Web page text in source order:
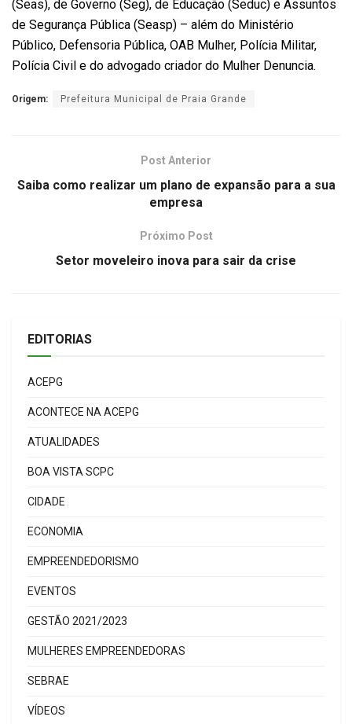
(Seas), de Governo (Seg), de Educação (Seduc) e Assuntos
de Segurança Pública (Seasp) – além do Ministério
Público, Defensoria Pública, OAB Mulher, Polícia Militar,
Polícia Civil e do advogado criador do Mulher Denuncia.
Origem: Prefeitura Municipal de Praia Grande
Post Anterior
Saiba como realizar um plano de expansão para a sua
empresa
Próximo Post
Setor moveleiro inova para sair da crise
EDITORIAS
ACEPG
ACONTECE NA ACEPG
ATUALIDADES
BOA VISTA SCPC
CIDADE
ECONOMIA
EMPREENDEDORISMO
EVENTOS
GESTÃO 2021/2023
MULHERES EMPREENDEDORAS
SEBRAE
VÍDEOS